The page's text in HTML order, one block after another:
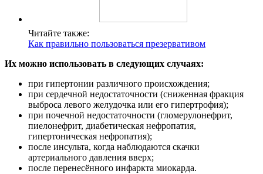
Читайте также:
Как правильно пользоваться презервативом
Их можно использовать в следующих случаях:
при гипертонии различного происхождения;
при сердечной недостаточности (сниженная фракция
выброса левого желудочка или его гипертрофия);
при почечной недостаточности (гломерулонефрит,
пиелонефрит, диабетическая нефропатия,
гипертоническая нефропатия);
после инсульта, когда наблюдаются скачки
артериального давления вверх;
после перенесённого инфаркта миокарда.